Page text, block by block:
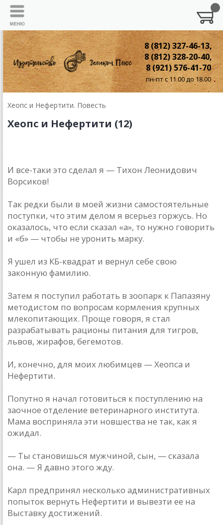
8 (812) 327-46-13,
8 (812) 328-20-40,
8 (921) 576-41-70
пн-пт с 11.00 до 18.00
Хеопс и Нефертити. Повесть
Хеопс и Нефертити (12)
И все-таки это сделал я — Тихон Леонидович
Ворсиков!
Так редки были в моей жизни самостоятельные
поступки, что этим делом я всерьез горжусь. Но
оказалось, что если сказал «а», то нужно говорить
и «б» — чтобы не уронить марку.
Я ушел из КБ-квадрат и вернул себе свою
законную фамилию.
Затем я поступил работать в зоопарк к Папазяну
методистом по вопросам кормления крупных
млекопитающих. Проще говоря, я стал
разрабатывать рационы питания для тигров,
львов, жирафов, бегемотов.
И, конечно, для моих любимцев — Хеопса и
Нефертити.
Попутно я начал готовиться к поступлению на
заочное отделение ветеринарного института.
Мама восприняла эти новшества не так, как я
ожидал.
— Ты становишься мужчиной, сын, — сказала
она. — Я давно этого жду.
Карл предпринял несколько административных
попыток вернуть Нефертити и вывезти ее на
Выставку достижений.